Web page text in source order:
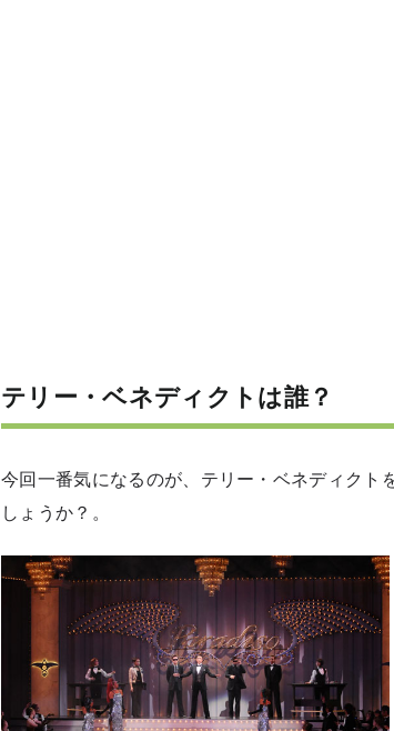
テリー・ベネディクトは誰？
今回一番気になるのが、テリー・ベネディクト
しょうか？。